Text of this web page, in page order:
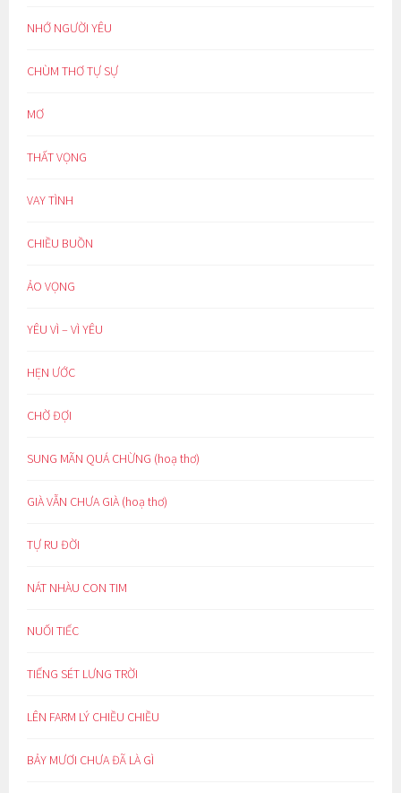
NHỚ NGƯỜI YÊU
CHÙM THƠ TỰ SỰ
MƠ
THẤT VỌNG
VAY TÌNH
CHIỀU BUỒN
ẢO VỌNG
YÊU VÌ – VÌ YÊU
HẸN ƯỚC
CHỜ ĐỢI
SUNG MÃN QUÁ CHỪNG (hoạ thơ)
GIÀ VẪN CHƯA GIÀ (hoạ thơ)
TỰ RU ĐỜI
NÁT NHÀU CON TIM
NUỐI TIẾC
TIẾNG SÉT LƯNG TRỜI
LÊN FARM LÝ CHIỀU CHIỀU
BẢY MƯƠI CHƯA ĐÃ LÀ GÌ